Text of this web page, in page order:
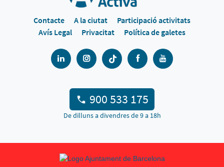
Contacte A la ciutat
Participació activitats
Avís Legal
Privacitat Política de galetes
900 533 175
De dilluns a divendres de 9 a 18h